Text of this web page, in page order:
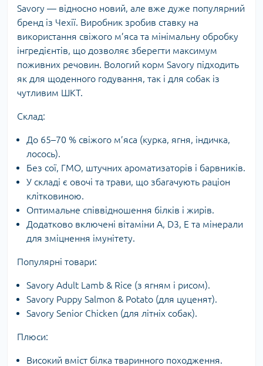
Savory — відносно новий, але вже дуже популярний
бренд із Чехії. Виробник зробив ставку на
використання свіжого м’яса та мінімальну обробку
інгредієнтів, що дозволяє зберегти максимум
поживних речовин. Вологий корм Savory підходить
як для щоденного годування, так і для собак із
чутливим ШКТ.
Склад:
До 65–70 % свіжого м’яса (курка, ягня, індичка,
лосось).
Без сої, ГМО, штучних ароматизаторів і барвників.
У складі є овочі та трави, що збагачують раціон
клітковиною.
Оптимальне співвідношення білків і жирів.
Додатково включені вітаміни A, D3, E та мінерали
для зміцнення імунітету.
Популярні товари:
Savory Adult Lamb & Rice (з ягням і рисом).
Savory Puppy Salmon & Potato (для цуценят).
Savory Senior Chicken (для літніх собак).
Плюси:
Високий вміст білка тваринного походження.